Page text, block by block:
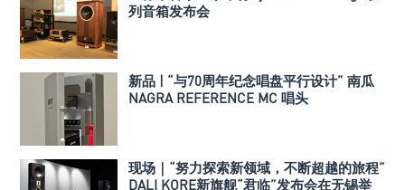
列音箱发布会
新品 | “与70周年纪念唱盘平行设计” 南瓜
NAGRA REFERENCE MC 唱头
现场｜“努力探索新领域，不断超越的旅程”
DALI KORE新旗舰“君临”发布会在无锡举